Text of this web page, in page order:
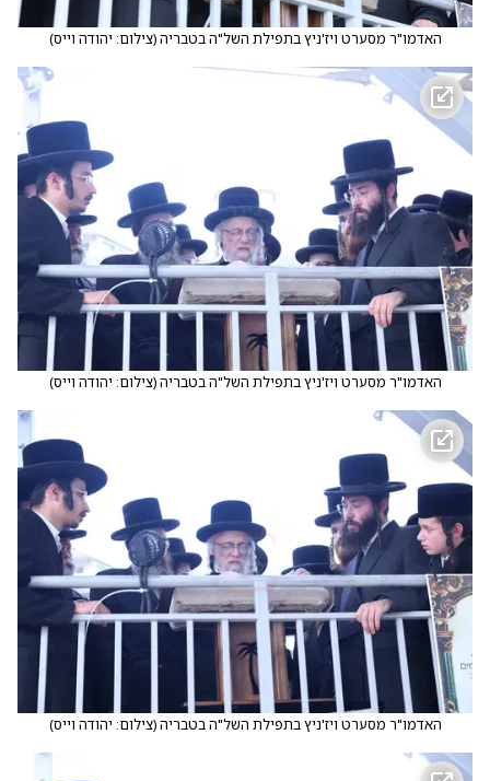
האדמו"ר מסערט ויז'ניץ בתפילת השל"ה בטבריה(צילום: יהודה וייס)
האדמו"ר מסערט ויז'ניץ בתפילת השל"ה בטבריה(צילום: יהודה וייס)
האדמו"ר מסערט ויז'ניץ בתפילת השל"ה בטבריה(צילום: יהודה וייס)